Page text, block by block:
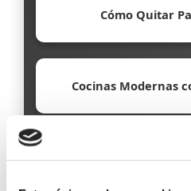
Cómo Quitar
Cocinas Modernas
Papel